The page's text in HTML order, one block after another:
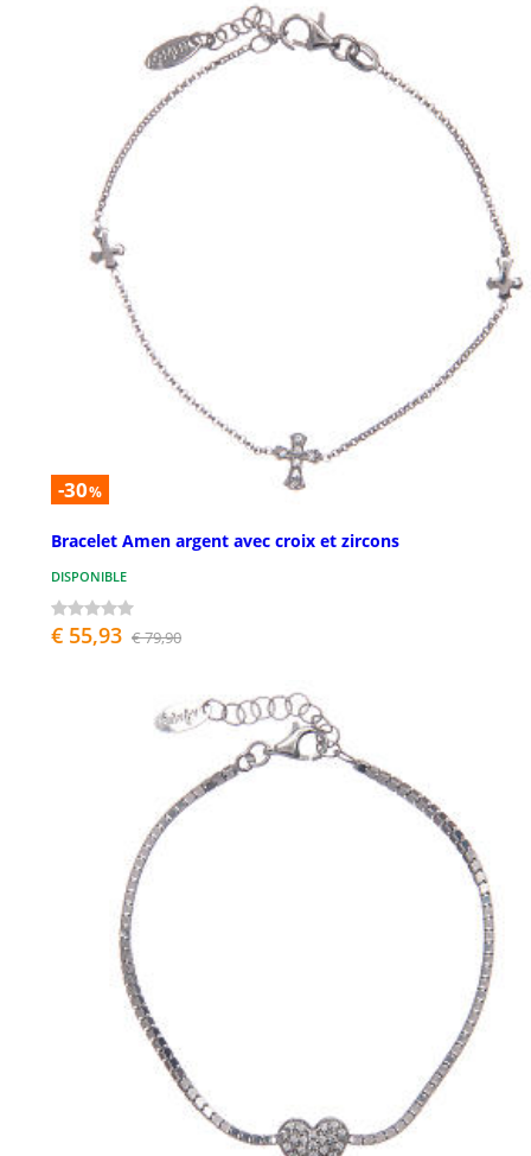
-30%
Bracelet Amen argent avec croix et zircons
DISPONIBLE
€ 55,93 € 79,90